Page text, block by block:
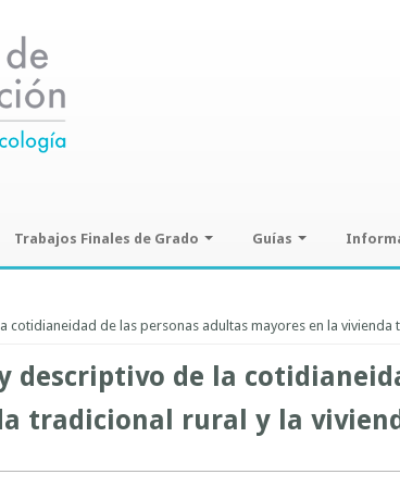
Trabajos Finales de Grado Guías
Guías prácticas o
Guías UCO
cotidianeidad de las personas adultas mayores en la vivienda
descriptivo de la
tradicional rural y la